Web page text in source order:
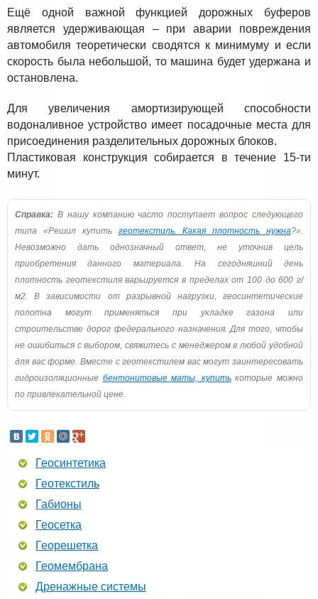
Ещё одной важной функцией дорожных буферов
является удерживающая – при аварии повреждения
автомобиля теоретически сводятся к минимуму и если
скорость была небольшой, то машина будет удержана и
остановлена.
Для увеличения амортизирующей способности
водоналивное устройство имеет посадочные места для
присоединения разделительных дорожных блоков.
Пластиковая конструкция собирается в течение 15-ти
минут.
Справка: В нашу компанию часто поступает вопрос следующего
типа «Решил купить геотекстиль. Какая плотность нужна?».
Невозможно дать однозначный ответ, не уточнив цель
приобретения данного материала. На сегодняшний день
плотность геотекстиля варьируется в пределах от 100 до 600 г/
м2. В зависимости от разрывной нагрузки, геосинтетические
полотна могут применяться при укладке газона или
строительстве дорог федерального назначения. Для того, чтобы
не ошибиться с выбором, свяжитесь с менеджером в любой удобной
для вас форме. Вместе с геотекстилем вас могут заинтересовать
гидроизоляционные бентонитовые маты, купитькоторые можно
по привлекательной цене.
Геосинтетика
Геотекстиль
Габионы
Геосетка
Георешетка
Геомембрана
Дренажные системы